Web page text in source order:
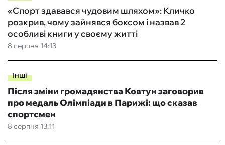
8 серпня 14:13
«Спорт здавався чудовим шляхом»: Кличко
розкрив, чому зайнявся боксом і назвав 2
особливі книги у своєму житті
Інші
8 серпня 13:11
Після зміни громадянства Ковтун заговорив
про медаль Олімпіади в Парижі: що сказав
спортсмен